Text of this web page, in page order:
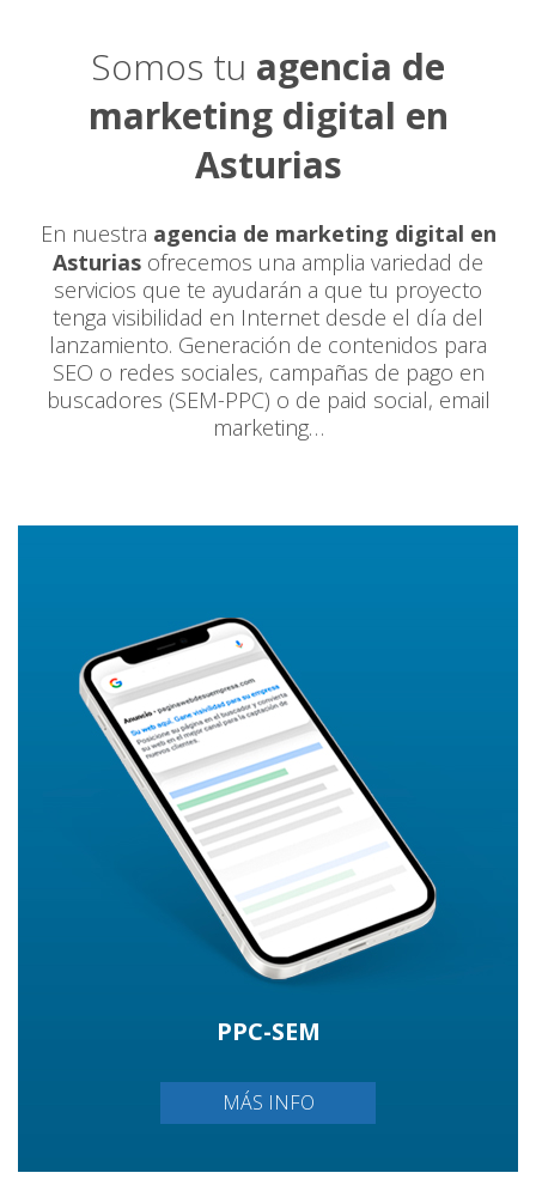
Somos tu agencia de
marketing digital en
Asturias
En nuestra agencia de marketing digital en
Asturias ofrecemos una amplia variedad de
servicios que te ayudarán a que tu proyecto
tenga visibilidad en Internet desde el día del
lanzamiento. Generación de contenidos para
SEO o redes sociales, campañas de pago en
buscadores (SEM-PPC) o de paid social, email
marketing…
PPC-SEM
MÁS INFO